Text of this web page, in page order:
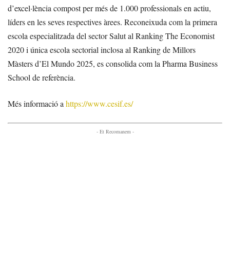
d’excel·lència compost per més de 1.000 professionals en actiu,
líders en les seves respectives àrees. Reconeixuda com la primera
escola especialitzada del sector Salut al Ranking The Economist
2020 i única escola sectorial inclosa al Ranking de Millors
Màsters d’El Mundo 2025, es consolida com la Pharma Business
School de referència.
Més informació a https://www.cesif.es/
- Et Recomanem -